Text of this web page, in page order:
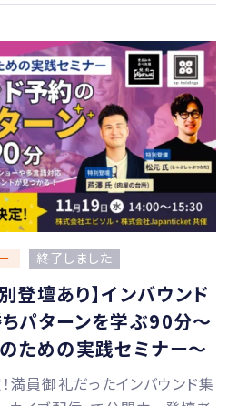
終了しました
登壇あり】インバウンド
パターンを学ぶ90分〜
ための実践セミナー〜
満員御礼だったインバウンド集